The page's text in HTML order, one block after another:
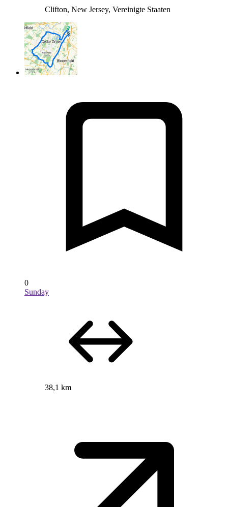
Clifton, New Jersey, Vereinigte Staaten
0
Sunday
38,1 km